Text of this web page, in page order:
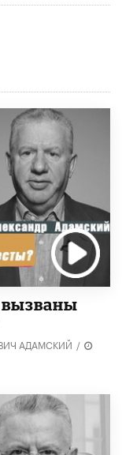
АДАМСКИЙ /